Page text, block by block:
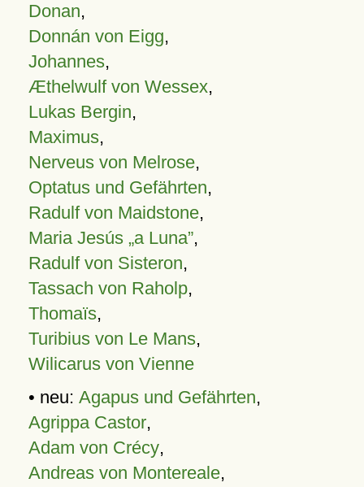
Donan,
Donnán von Eigg,
Johannes,
Æthelwulf von Wessex,
Lukas Bergin,
Maximus,
Nerveus von Melrose,
Optatus und Gefährten,
Radulf von Maidstone,
Maria Jesús „a Luna”,
Radulf von Sisteron,
Tassach von Raholp,
Thomaïs,
Turibius von Le Mans,
Wilicarus von Vienne
• neu: Agapus und Gefährten,
Agrippa Castor,
Adam von Crécy,
Andreas von Montereale,